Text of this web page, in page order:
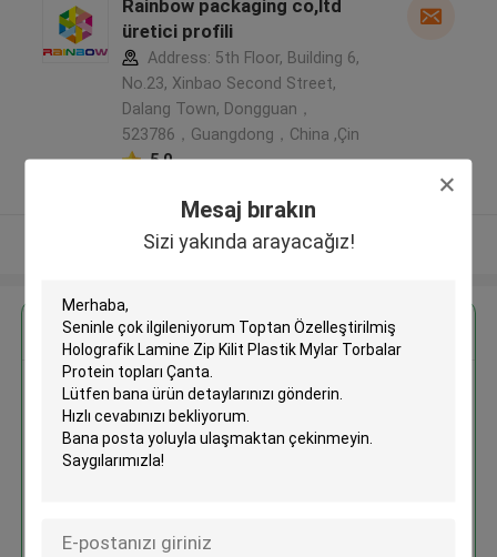
Mesaj bırakın
Sizi yakında arayacağız!
Rainbow packaging co,ltd
üretici profili
Address: 5th Floor, Building 6,
No.23, Xinbao Second Street,
Dalang Town, Dongguan，
523786，Guangdong，China ,Çin
5.0
Daha fazla göster
En İyi Fiyatı Alın
Toptan Özelleştirilmiş
Holografik Lamine Zip Kilit
Plastik Mylar Torbalar Protein